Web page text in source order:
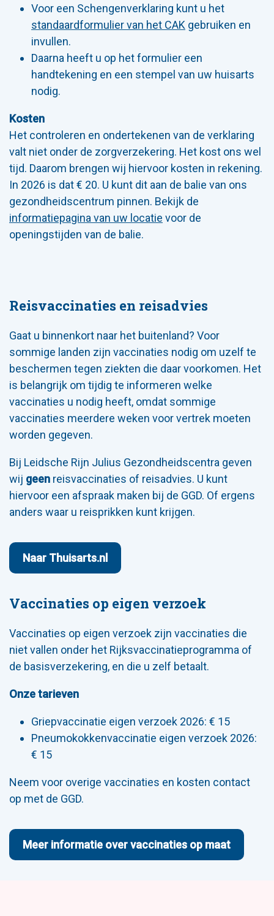
Voor een Schengenverklaring kunt u het
standaardformulier van het CAK gebruiken en
invullen.
Daarna heeft u op het formulier een
handtekening en een stempel van uw huisarts
nodig.
Kosten
Het controleren en ondertekenen van de verklaring
valt niet onder de zorgverzekering. Het kost ons wel
tijd. Daarom brengen wij hiervoor kosten in rekening.
In 2026 is dat € 20. U kunt dit aan de balie van ons
gezondheidscentrum pinnen. Bekijk de
informatiepagina van uw locatie voor de
openingstijden van de balie.
Reisvaccinaties en reisadvies
Gaat u binnenkort naar het buitenland? Voor
sommige landen zijn vaccinaties nodig om uzelf te
beschermen tegen ziekten die daar voorkomen. Het
is belangrijk om tijdig te informeren welke
vaccinaties u nodig heeft, omdat sommige
vaccinaties meerdere weken voor vertrek moeten
worden gegeven.
Bij Leidsche Rijn Julius Gezondheidscentra geven
wij geen reisvaccinaties of reisadvies. U kunt
hiervoor een afspraak maken bij de GGD. Of ergens
anders waar u reisprikken kunt krijgen.
Naar Thuisarts.nl
Vaccinaties op eigen verzoek
Vaccinaties op eigen verzoek zijn vaccinaties die
niet vallen onder het Rijksvaccinatieprogramma of
de basisverzekering, en die u zelf betaalt.
Onze tarieven
Griepvaccinatie eigen verzoek 2026: € 15
Pneumokokkenvaccinatie eigen verzoek 2026:
€ 15
Neem voor overige vaccinaties en kosten contact
op met de GGD.
Meer informatie over vaccinaties op maat